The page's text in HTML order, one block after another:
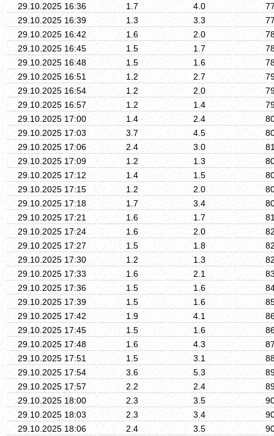
29.10.2025 16:36
1.7 4.0
29.10.2025 16:39
1.3 3.3
29.10.2025 16:42
1.6 2.0
29.10.2025 16:45
1.5 1.7
29.10.2025 16:48
1.5 1.6
29.10.2025 16:51
1.2 2.7
29.10.2025 16:54
1.2 2.0
29.10.2025 16:57
1.2 1.4
29.10.2025 17:00
1.4 2.4
29.10.2025 17:03
3.7 4.5
29.10.2025 17:06
2.4 3.0
29.10.2025 17:09
1.2 1.3
29.10.2025 17:12
1.4 1.5
29.10.2025 17:15
1.2 2.0
29.10.2025 17:18
1.7 3.4
29.10.2025 17:21
1.6 1.7
29.10.2025 17:24
1.6 2.0
29.10.2025 17:27
1.5 1.8
29.10.2025 17:30
1.2 1.3
29.10.2025 17:33
1.6 2.1
29.10.2025 17:36
1.5 1.6
29.10.2025 17:39
1.5 1.6
29.10.2025 17:42
1.9 4.1
29.10.2025 17:45
1.5 1.6
29.10.2025 17:48
1.6 4.3
29.10.2025 17:51
1.5 3.1
29.10.2025 17:54
3.6 5.3
29.10.2025 17:57
2.2 2.4
29.10.2025 18:00
2.3 3.5
29.10.2025 18:03
2.3 3.4
29.10.2025 18:06
2.4 3.5